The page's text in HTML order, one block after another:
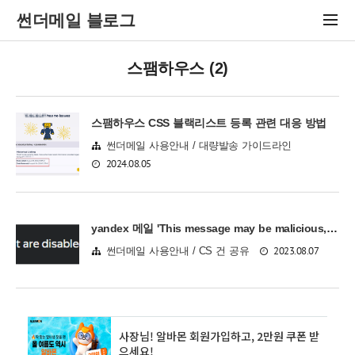
썬더메일 블로그
스팸하우스 (2)
스팸하우스 CSS 블랙리스트 등록 관련 대응 방법
썬더메일 사용안내 / 대량발송 가이드라인
2024.08.05
yandex 메일 'This message may be malicious, which is why all the links and images in it are disabled. If you trust the sender, click "Not spam!".' 대처 방법
썬더메일 사용안내 / CS 건 공유 2023.08.07